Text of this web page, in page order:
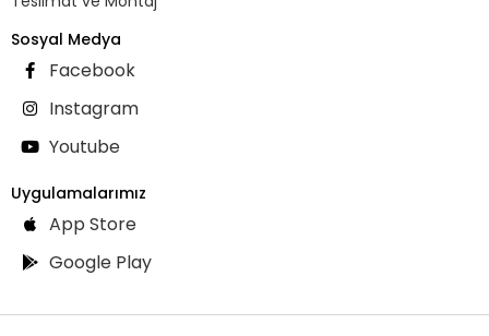
Sosyal Medya
Facebook
Instagram
Youtube
Uygulamalarımız
App Store
Google Play